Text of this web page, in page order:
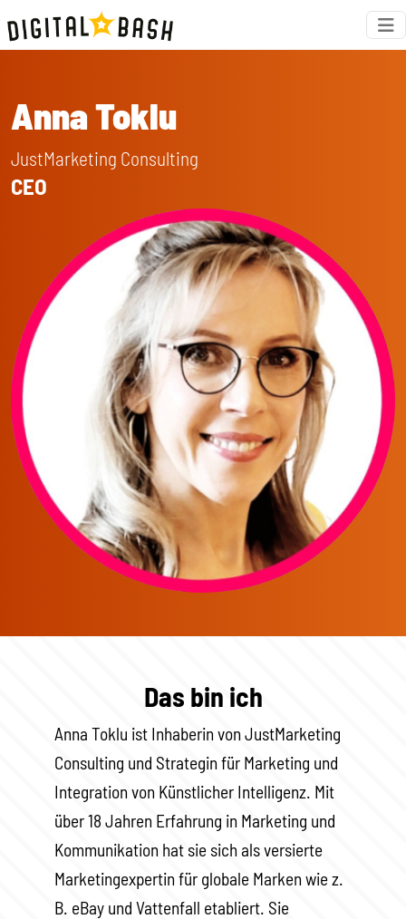
Anna Toklu
JustMarketing Consulting
CEO
Das bin ich
Anna Toklu ist Inhaberin von JustMarketing
Consulting und Strategin für Marketing und
Integration von Künstlicher Intelligenz. Mit
über 18 Jahren Erfahrung in Marketing und
Kommunikation hat sie sich als versierte
Marketingexpertin für globale Marken wie z.
B. eBay und Vattenfall etabliert. Sie